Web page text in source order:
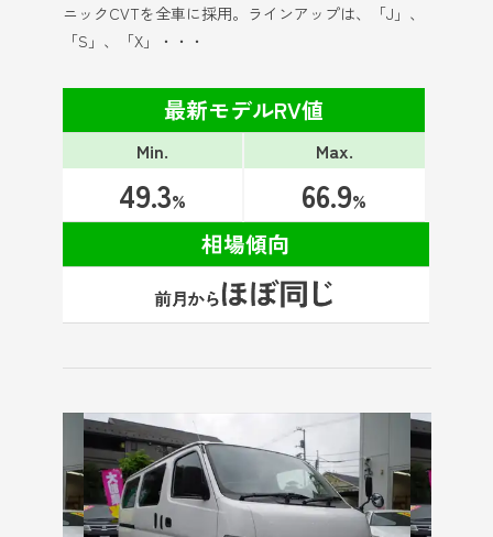
ニックCVTを全車に採用。ラインアップは、「J」、
「S」、「X」・・・
最新モデルRV値
Min.
49.3%
Max.
66.9%
相場傾向